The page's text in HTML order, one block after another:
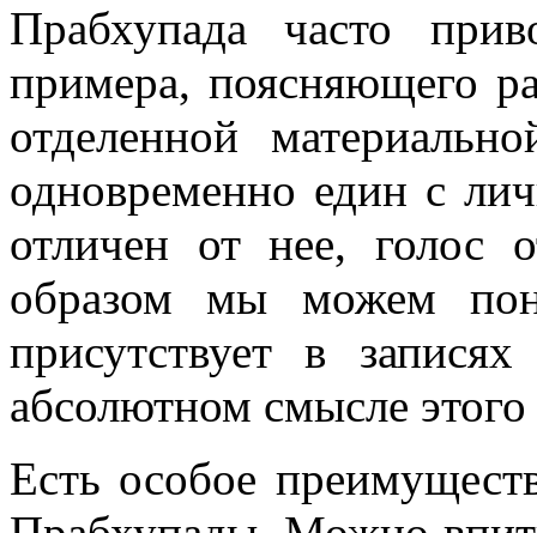
Прабхупада часто
примера, поясняющего
отделенной
одновременно един с
отличен от нее, голос
образом мы можем
присутствует в
абсолютном смысле этого
Есть особое